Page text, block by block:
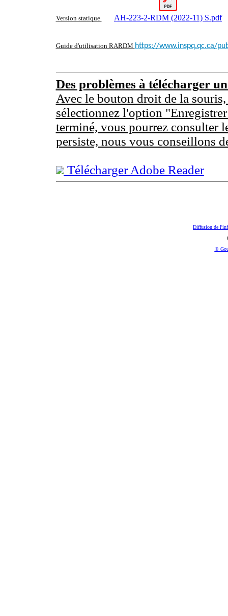
Version statique AH-223-2-RDM (2022-11) S.pdf
Guide d'utilisation RARDM https://www.inspq.qc.ca/
Des problèmes à télécharger
Avec le bouton droit de la
sélectionnez l'option
terminé, vous pourrez consulter
persiste, nous vous conseillons
Télécharger Adobe Reader
Diffusion de
©